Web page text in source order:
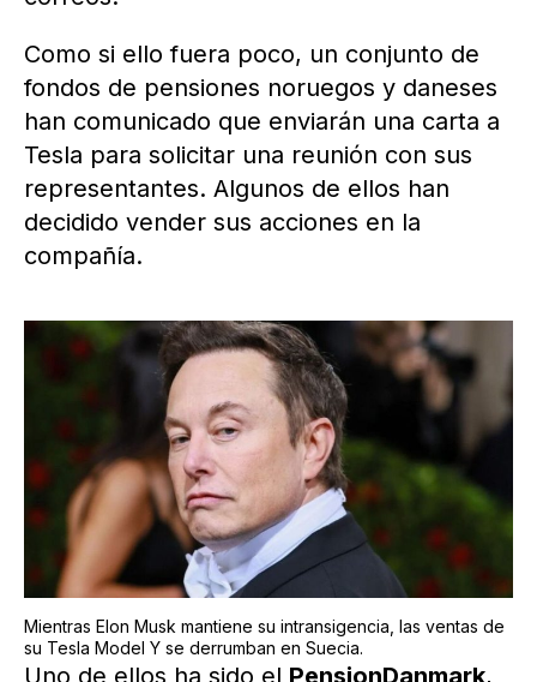
Como si ello fuera poco, un conjunto de
fondos de pensiones noruegos y daneses
han comunicado que enviarán una carta a
Tesla para solicitar una reunión con sus
representantes. Algunos de ellos han
decidido vender sus acciones en la
compañía.
Mientras Elon Musk mantiene su intransigencia, las ventas de
su Tesla Model Y se derrumban en Suecia.
Uno de ellos ha sido el PensionDanmark,